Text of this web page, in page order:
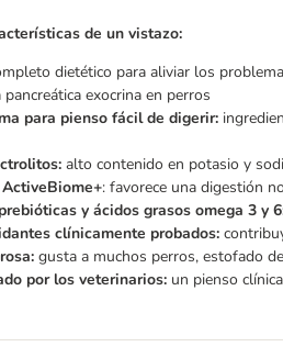
de un vistazo:
dietético para aliviar los
pancreática exocrina en perros
para pienso fácil de digerir:
alto contenido en potasio y
: favorece una digestión
y ácidos grasos omega 3 y
clínicamente probados:
gusta a muchos perros, estofado
por los veterinarios: un pienso